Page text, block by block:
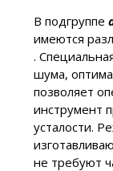
В подгруппе
имеются
.
шума,
позволяет
инструмент
усталости.
не требуют